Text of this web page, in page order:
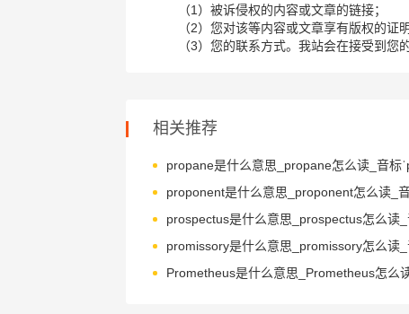
（1）被诉侵权的内容或文章的链接；
（2）您对该等内容或文章享有版权的证明
（3）您的联系方式。我站会在接受到您
相关推荐